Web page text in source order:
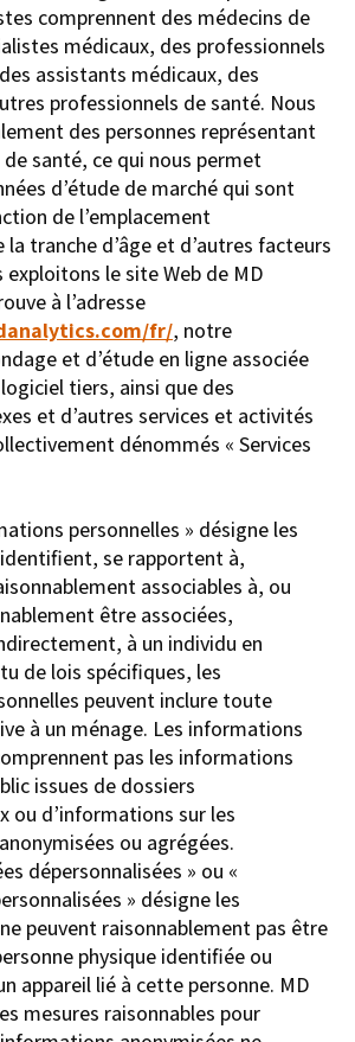
comprennent des médecins de
médicaux, des professionnels
assistants médicaux, des
professionnels de santé. Nous
des personnes représentant
santé, ce qui nous permet
d’étude de marché qui sont
de l’emplacement
tranche d’âge et d’autres facteurs
le site Web de MD
à l’adresse
fr/, notre
et d’étude en ligne associée
tiers, ainsi que des
et d’autres services et activités
dénommés « Services
personnelles » désigne les
se rapportent à,
associables à, ou
être associées,
à un individu en
de lois spécifiques, les
peuvent inclure toute
à un ménage. Les informations
pas les informations
issues de dossiers
ou d’informations sur les
ou agrégées.
dépersonnalisées » ou «
» désigne les
peuvent raisonnablement pas être
physique identifiée ou
appareil lié à cette personne. MD
mesures raisonnables pour